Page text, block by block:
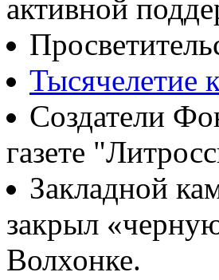
активной
Тысячелетие
Создатели
газете
Закладной
закрыл
Волхонке.